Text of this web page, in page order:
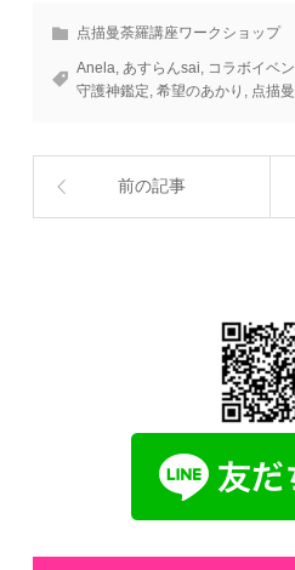
点描曼荼羅講座ワークショップ
Anela,あすらんsai, コラボイベン
守護神鑑定,希望のあかり , 点描
前の記事